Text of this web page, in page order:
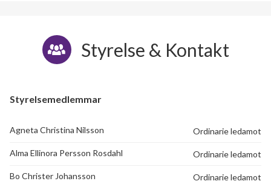
Styrelse & Kontakt
Styrelsemedlemmar
Agneta Christina Nilsson Ordinarie ledamot
Alma Ellinora Persson Rosdahl Ordinarie ledamot
Bo Christer Johansson Ordinarie ledamot